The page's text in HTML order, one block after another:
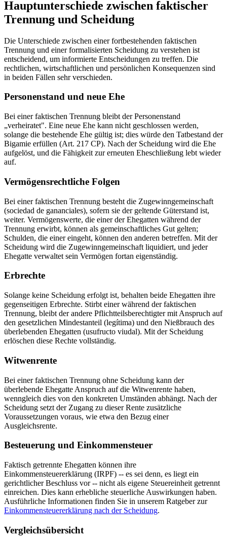
Hauptunterschiede zwischen faktischer
Trennung und Scheidung
Die Unterschiede zwischen einer fortbestehenden faktischen
Trennung und einer formalisierten Scheidung zu verstehen ist
entscheidend, um informierte Entscheidungen zu treffen. Die
rechtlichen, wirtschaftlichen und persönlichen Konsequenzen sind
in beiden Fällen sehr verschieden.
Personenstand und neue Ehe
Bei einer faktischen Trennung bleibt der Personenstand
„verheiratet". Eine neue Ehe kann nicht geschlossen werden,
solange die bestehende Ehe gültig ist; dies würde den Tatbestand der
Bigamie erfüllen (Art. 217 CP). Nach der Scheidung wird die Ehe
aufgelöst, und die Fähigkeit zur erneuten Eheschließung lebt wieder
auf.
Vermögensrechtliche Folgen
Bei einer faktischen Trennung besteht die Zugewinngemeinschaft
(sociedad de gananciales), sofern sie der geltende Güterstand ist,
weiter. Vermögenswerte, die einer der Ehegatten während der
Trennung erwirbt, können als gemeinschaftliches Gut gelten;
Schulden, die einer eingeht, können den anderen betreffen. Mit der
Scheidung wird die Zugewinngemeinschaft liquidiert, und jeder
Ehegatte verwaltet sein Vermögen fortan eigenständig.
Erbrechte
Solange keine Scheidung erfolgt ist, behalten beide Ehegatten ihre
gegenseitigen Erbrechte. Stirbt einer während der faktischen
Trennung, bleibt der andere Pflichtteilsberechtigter mit Anspruch auf
den gesetzlichen Mindestanteil (legítima) und den Nießbrauch des
überlebenden Ehegatten (usufructo viudal). Mit der Scheidung
erlöschen diese Rechte vollständig.
Witwenrente
Bei einer faktischen Trennung ohne Scheidung kann der
überlebende Ehegatte Anspruch auf die Witwenrente haben,
wenngleich dies von den konkreten Umständen abhängt. Nach der
Scheidung setzt der Zugang zu dieser Rente zusätzliche
Voraussetzungen voraus, wie etwa den Bezug einer
Ausgleichsrente.
Besteuerung und Einkommensteuer
Faktisch getrennte Ehegatten können ihre
Einkommensteuererklärung (IRPF) -- es sei denn, es liegt ein
gerichtlicher Beschluss vor -- nicht als eigene Steuereinheit getrennt
einreichen. Dies kann erhebliche steuerliche Auswirkungen haben.
Ausführliche Informationen finden Sie in unserem Ratgeber zur
Einkommensteuererklärung nach der Scheidung.
Vergleichsübersicht